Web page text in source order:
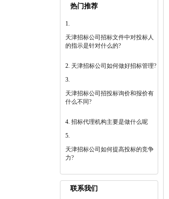
热门推荐
天津招标公司招标文件中对投标人
的指示是针对什么的?
天津招标公司如何做好招标管理?
天津招标公司招投标询价和报价有
什么不同?
招标代理机构主要是做什么呢
天津招标公司如何提高投标的竞争
力?
联系我们